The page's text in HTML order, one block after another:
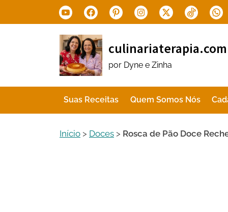
to
YoutubeFacebookPinterestInstagram
X.com Tiktok
culinariaterapia.com
por Dyne e Zinha
Suas Receitas Quem Somos Nós
Início > Doces > Rosca de Pão Doce